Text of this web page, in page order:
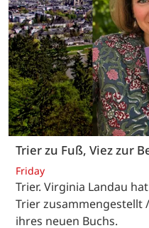
Trier zu Fuß, Viez zur
Friday
Trier. Virginia Landau
Trier zusammengestellt
ihres neuen Buchs.